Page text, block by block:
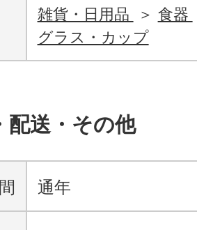
雑貨・日用品
食器
グラス・カップ
配送・その他
通年